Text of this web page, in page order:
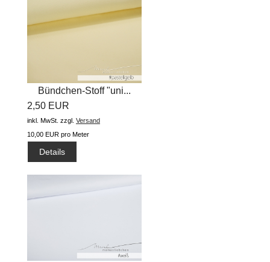
Bündchen-Stoff "uni...
2,50 EUR
inkl. MwSt. zzgl. Versand
10,00 EUR pro Meter
Details